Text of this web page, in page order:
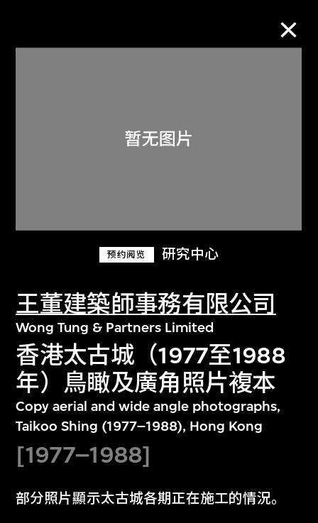
预约阅览 研究中心
王董建築師事務有限公司
Wong Tung & Partners Limited
香港太古城（1977至1988
年）鳥瞰及廣角照片複本
Copy aerial and wide angle photographs,
Taikoo Shing (1977–1988), Hong Kong
[1977–1988]
部分照片顯示太古城各期正在施工的情況。
关于M+藏品
探索世界顶级的二十及二十一世纪视觉
文化藏品。